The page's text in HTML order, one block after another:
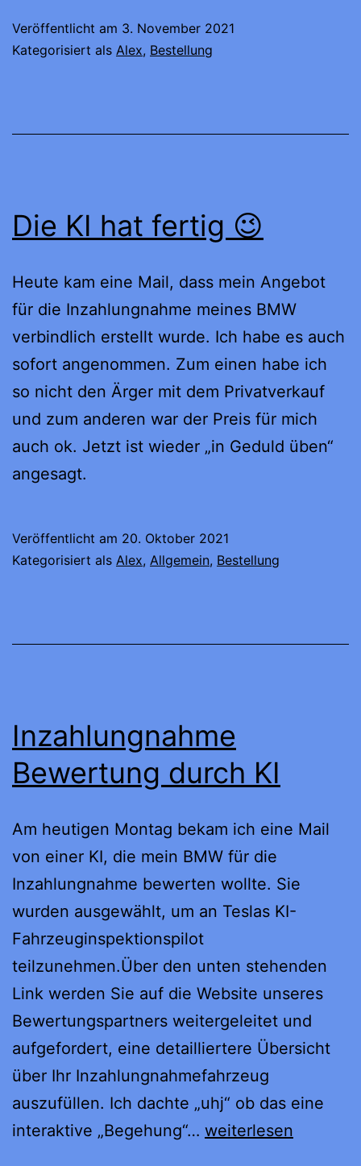
😃
Veröffentlicht am 3. November 2021
Kategorisiert als Alex, Bestellung
Die KI hat fertig 😉
Heute kam eine Mail, dass mein Angebot
für die Inzahlungnahme meines BMW
verbindlich erstellt wurde. Ich habe es auch
sofort angenommen. Zum einen habe ich
so nicht den Ärger mit dem Privatverkauf
und zum anderen war der Preis für mich
auch ok. Jetzt ist wieder „in Geduld üben“
angesagt.
Veröffentlicht am 20. Oktober 2021
Kategorisiert als Alex, Allgemein, Bestellung
Inzahlungnahme
Bewertung durch KI
Am heutigen Montag bekam ich eine Mail
von einer KI, die mein BMW für die
Inzahlungnahme bewerten wollte. Sie
wurden ausgewählt, um an Teslas KI-
Fahrzeuginspektionspilot
teilzunehmen.Über den unten stehenden
Link werden Sie auf die Website unseres
Bewertungspartners weitergeleitet und
aufgefordert, eine detailliertere Übersicht
über Ihr Inzahlungnahmefahrzeug
auszufüllen. Ich dachte „uhj“ ob das eine
interaktive „Begehung“… Inzahlungnahme
weiterlesen